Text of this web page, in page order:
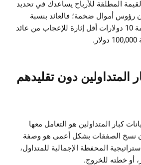
المطلقة للأرباح يساعدك في تحديد
رؤوس أموال ضخمة؛ فالعائد بنسبة
100% على حساب بقيمة 10 دولارات أقل إثارة للإعجاب من عائد
دون تقليدهم
كبار المتداولين هو التعامل معها
نسخ الصفقات بشكل أعمى هو وصفة
المحفظة الإجمالية للمتداول،
أو خطته للخروج.